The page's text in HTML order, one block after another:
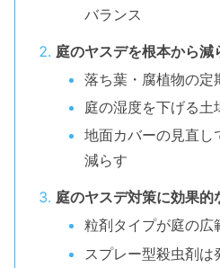
バランス
庭のヤスデを根本から減
落ち葉・腐植物の定
庭の湿度を下げる土
地面カバーの見直し
減らす
庭のヤスデ対策に効果的
粒剤タイプが庭の広
スプレー型殺虫剤